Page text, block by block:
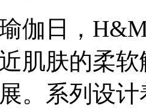
伽日，
肌肤的柔
。系列设